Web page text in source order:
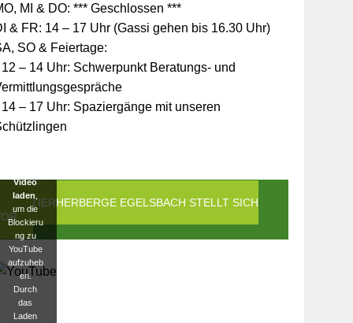
MI & DO: *** Geschlossen ***
& FR: 14 – 17 Uhr (Gassi gehen bis 16.30 Uhr)
SO & Feiertage:
12 – 14 Uhr: Schwerpunkt Beratungs- und
14 – 17 Uhr: Spaziergänge mit unseren
DIE TIERHERBERGE EGELSBACH STELLT SICH
Schutz
Ihrer
persönlic
hen
Daten ist
die
Verbindun
g zu
blockiert
Video
laden
um die
Blockieru
ng zu
YouTube
aufzuheb
en.
Durch
das
Laden